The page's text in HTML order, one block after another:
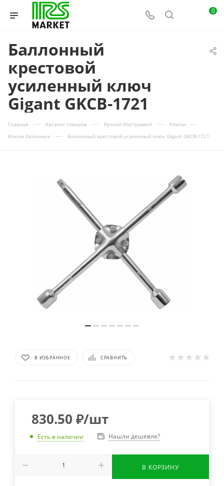
0
Баллонный
крестовой
усиленный ключ
Gigant GKCB-1721
Главная — Каталог товаров — Ручной Инструмент — Ключи —
Ключи балонные — Баллонный крестовой усиленный ключ Gigant GKCB-1721
В ИЗБРАННОЕ СРАВНИТЬ
830.50 ₽/шт
Есть в наличии Нашли дешевле?
В КОРЗИНУ